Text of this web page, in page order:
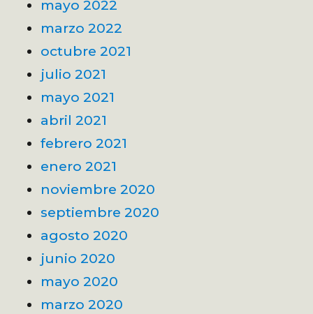
mayo 2022
marzo 2022
octubre 2021
julio 2021
mayo 2021
abril 2021
febrero 2021
enero 2021
noviembre 2020
septiembre 2020
agosto 2020
junio 2020
mayo 2020
marzo 2020